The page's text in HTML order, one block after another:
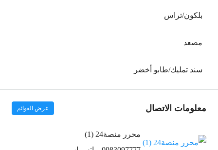
بلكون/تراس
مصعد
سند تمليك/طابو أخضر
معلومات الاتصال عرض القوائم
محرر منصة24 (1)